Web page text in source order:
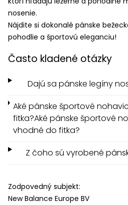
nosenie.
Nájdite si dokonalé pánske
pohodlie a športovú eleganciu!
Často kladené otázky
Dajú sa pánske legíny
Aké pánske športové
fitka?Aké pánske športové
vhodné do fitka?
Z čoho sú vyrobené
Zodpovedný subjekt:
New Balance Europe BV